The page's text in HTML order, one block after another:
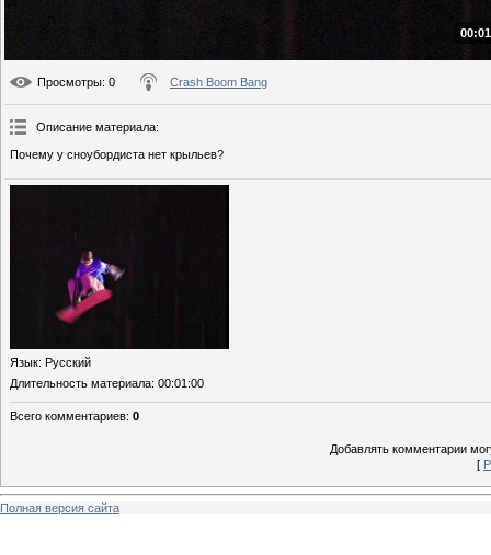
Просмотры: 0 Crash Boom Bang
Описание материала:
Почему у сноубордиста нет крыльев?
Язык: Русский
Длительность материала: 00:01:00
Всего комментариев: 0
Добавлять комментарии
[
Полная версия сайта